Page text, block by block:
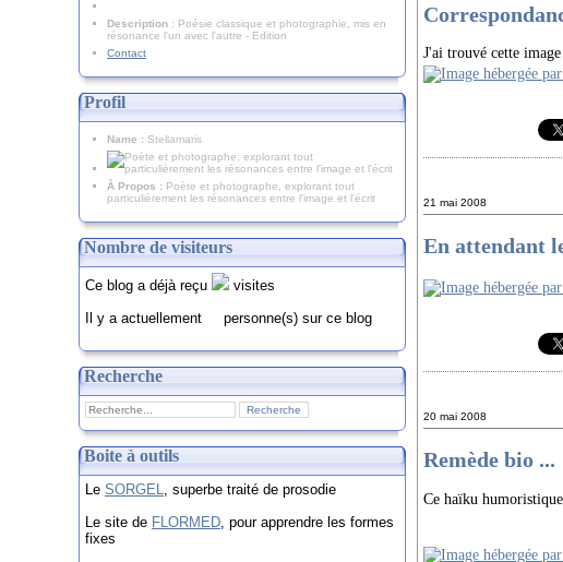
Description : Poésie classique et photographie, mis en
résonance l'un avec l'autre - Edition
Contact
Profil
Name : Stellamaris
À Propos : Poète et photographe, explorant tout
particulièrement les résonances entre l'image et l'écrit
Nombre de visiteurs
Ce blog a déjà reçu
visites
Il y a actuellement
personne(s) sur ce blog
Recherche
Boite à outils
Le SORGEL, superbe traité de prosodie
Le site de FLORMED, pour apprendre les formes
fixes
J'ai trouvé cette
21 mai 2008
En attendant
20 mai 2008
Remède bio ...
Ce haïku